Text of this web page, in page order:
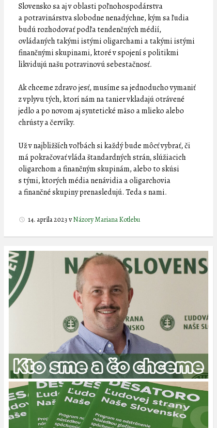
Slovensko sa aj v oblasti poľnohospodárstva
a potravinárstva slobodne nenadýchne, kým sa ľudia
budú rozhodovať podľa tendenčných médií,
ovládaných takými istými oligarchami a takými istými
finančnými skupinami, ktoré v spojení s politikmi
likvidujú našu potravinovú sebestačnosť.
Ak chceme zdravo jesť, musíme sa jednoducho vymaniť
z vplyvu tých, ktorí nám na tanier vkladajú otrávené
jedlo a po novom aj syntetické mäso a mlieko alebo
chrústy a červíky.
Už v najbližších voľbách si každý bude môcť vybrať, či
má pokračovať vláda štandardných strán, slúžiacich
oligarchom a finančným skupinám, alebo to skúsi
s tými, ktorých média nenávidia a oligarchovia
a finančné skupiny prenasledujú. Teda s nami.
14. apríla 2023 vNázory Mariana Kotlebu